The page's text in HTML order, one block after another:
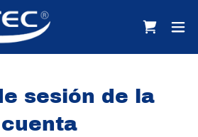
sesión de la
cuenta